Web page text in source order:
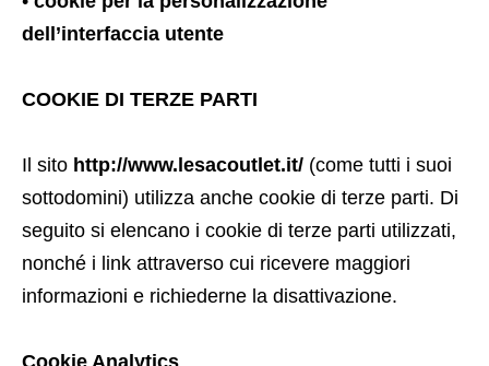
dell’interfaccia utente
COOKIE DI TERZE PARTI
Il sito http://www.lesacoutlet.it/ (come tutti i suoi
sottodomini) utilizza anche cookie di terze parti. Di
seguito si elencano i cookie di terze parti utilizzati,
nonché i link attraverso cui ricevere maggiori
informazioni e richiederne la disattivazione.
Cookie Analytics